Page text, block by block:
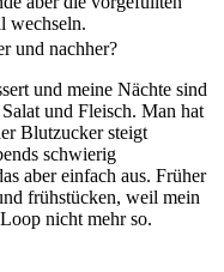
wechseln.
und nachher?
und meine Nächte sind
und Fleisch. Man hat
Blutzucker steigt
schwierig
aber einfach aus. Früher
frühstücken, weil mein
nicht mehr so.